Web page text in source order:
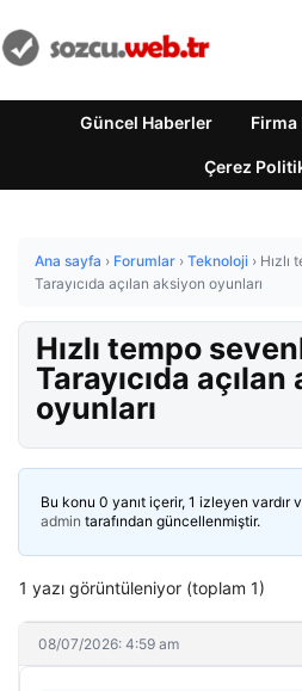
Güncel Haberler Firma
Çerez
Ana sayfa › Forumlar › Teknoloji › Hızlı
Tarayıcıda açılan aksiyon oyunları
Hızlı tempo
Tarayıcıda
oyunları
Bu konu 0 yanıt içerir, 1 izleyen vardır
admin tarafından güncellenmiştir.
1 yazı görüntüleniyor (toplam 1)
08/07/2026: 4:59 am